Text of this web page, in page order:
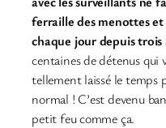
ferraille des menottes
chaque jour depuis trois
centaines de détenus qui
tellement laissé le temps
normal ! C’est devenu
petit feu comme ça.